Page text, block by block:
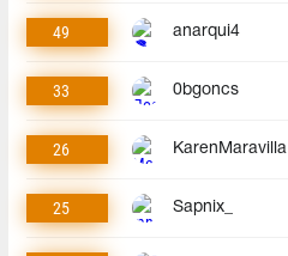
49 anarqui4
33 0bgoncs
26 KarenMaravilla
25 Sapnix_